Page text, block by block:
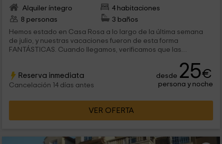
Alquiler íntegro
4 habitaciones
8 personas
3 baños
Hemos estado en Casa Rosa a lo largo de la última semana
de julio, y nuestras vacaciones fueron de esta forma
FANTÁSTICAS. Cuando llegamos, verificamos que las
caso, eramos 3 matrimonios con pequeños y todos y cada uno
de los días viajabamos a conocer la fantástica Galicia, con lo
que por la noche llegabamos cansadisimos y cenabamos en
chaquetilla, lo hallamos cuidado, aun vimos al muchacho que
cortaba la yerba y los chiquillos gozaron un montón jugando
allá.
Reserva inmediata
Cancelación 14 días antes
desde 25€
persona y noche
VER OFERTA